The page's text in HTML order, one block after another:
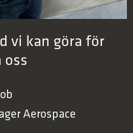
vi kan göra för
Aerospace